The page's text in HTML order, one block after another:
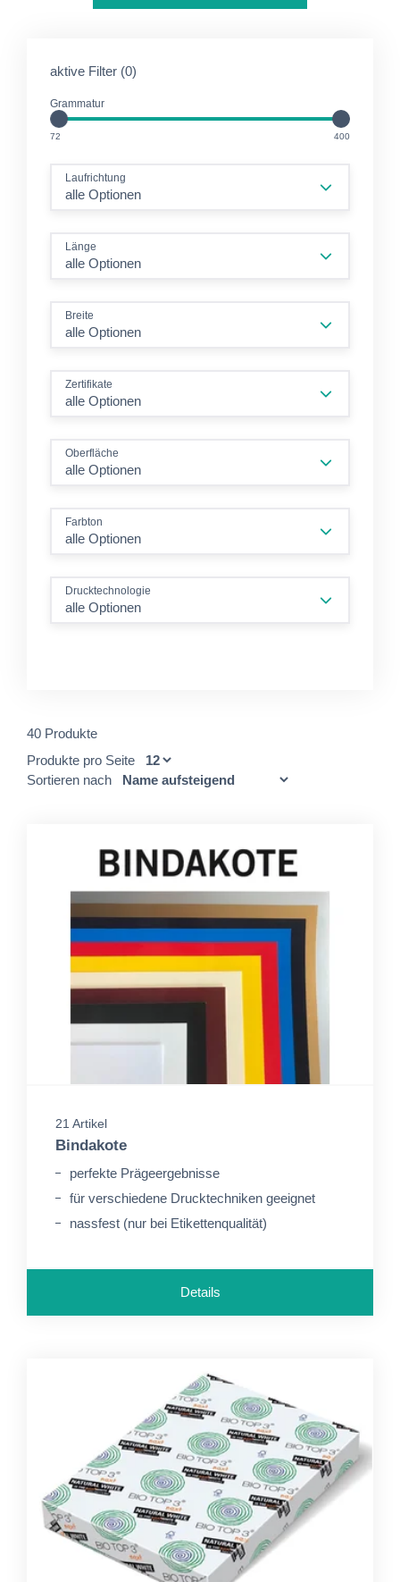
aktive Filter (0)
Grammatur
72 400GM2
Laufrichtung
alle Optionen
Länge
alle Optionen
Breite
alle Optionen
Zertifikate
alle Optionen
Oberfläche
alle Optionen
Farbton
alle Optionen
Drucktechnologie
alle Optionen
40 Produkte
Produkte pro Seite
Sortieren nach
21 Artikel
Bindakote
perfekte Prägeergebnisse
für verschiedene Drucktechniken geeignet
nassfest (nur bei Etikettenqualität)
Details